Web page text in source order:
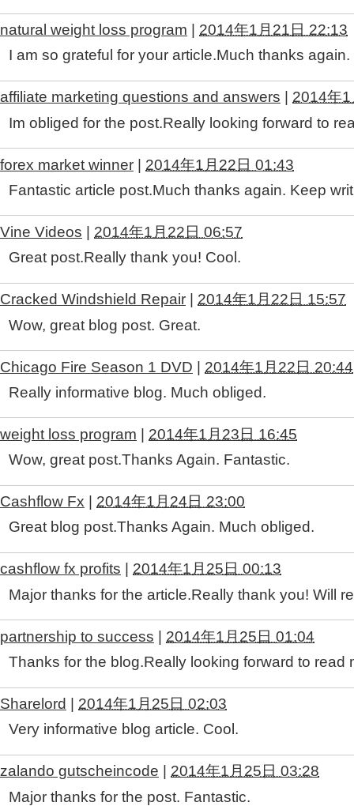
natural weight loss program
2014年1月21日 22:13
I am so grateful for your article.Much thanks
affiliate marketing questions and answers
2014年
Im obliged for the post.Really looking forward to
forex market winner | 2014年1月22日 01:43
Fantastic article post.Much thanks again. Keep
Vine Videos
2014年1月22日 06:57
Great post.Really thank you! Cool.
Cracked Windshield Repair
2014年1月22日 15:57
Wow, great blog post. Great.
Chicago Fire Season 1 DVD | 2014年1月22日 20:44
Really informative blog. Much obliged.
weight loss program
2014年1月23日 16:45
Wow, great post.Thanks Again. Fantastic.
Cashflow Fx
2014年1月24日 23:00
Great blog post.Thanks Again. Much obliged.
cashflow fx profits
2014年1月25日 00:13
Major thanks for the article.Really thank you! Will
partnership to success | 2014年1月25日 01:04
Thanks for the blog.Really looking forward to read
Sharelord
2014年1月25日 02:03
Very informative blog article. Cool.
zalando gutscheincode
2014年1月25日 03:28
Major thanks for the post. Fantastic.